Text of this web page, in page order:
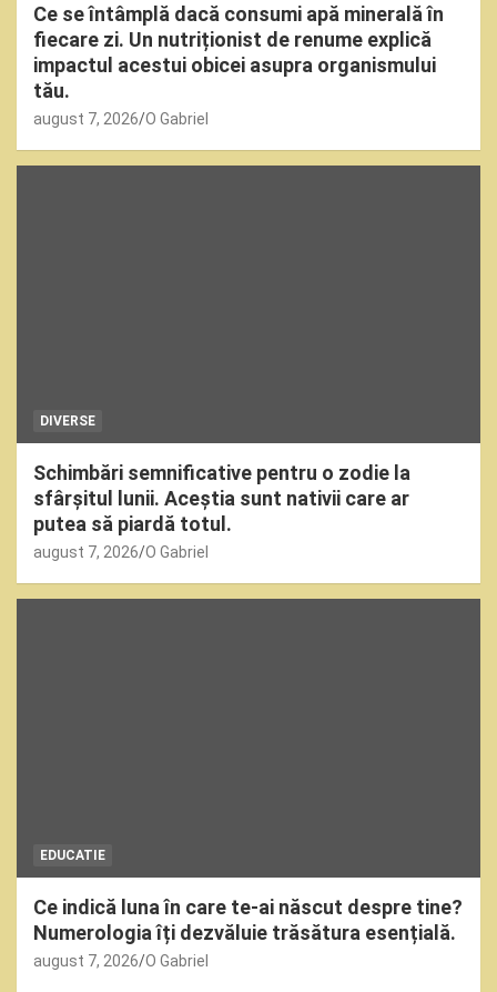
Ce se întâmplă dacă consumi apă minerală în
fiecare zi. Un nutriționist de renume explică
impactul acestui obicei asupra organismului
tău.
august 7, 2026 O Gabriel
DIVERSE
Schimbări semnificative pentru o zodie la
sfârșitul lunii. Aceștia sunt nativii care ar
putea să piardă totul.
august 7, 2026 O Gabriel
EDUCATIE
Ce indică luna în care te-ai născut despre tine?
Numerologia îți dezvăluie trăsătura esențială.
august 7, 2026 O Gabriel